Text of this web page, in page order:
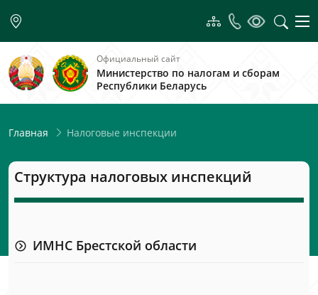
Официальный сайт
Министерство по налогам и сборам
Республики Беларусь
Главная Налоговые инспекции
Структура налоговых инспекций
ИМНС Брестской области